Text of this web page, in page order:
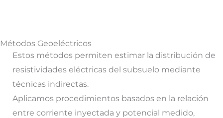
Métodos Geoeléctricos
Estos métodos permiten estimar la distribución de
resistividades eléctricas del subsuelo mediante
técnicas indirectas.
Aplicamos procedimientos basados en la relación
entre corriente inyectada y potencial medido,